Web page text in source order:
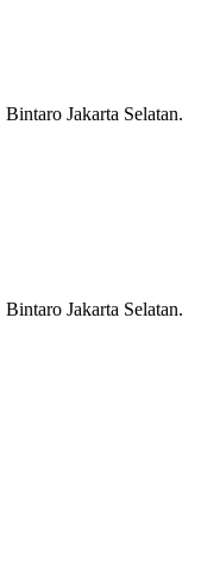
Jakarta Selatan.
Jakarta Selatan.